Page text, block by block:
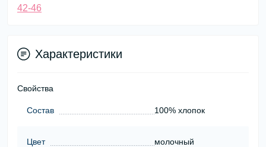
42-46
Характеристики
Свойства
Состав 100% хлопок
Цвет молочный